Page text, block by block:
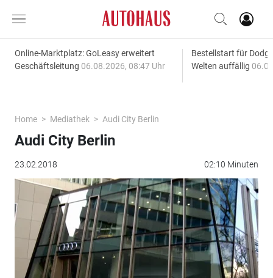
Online-Marktplatz: GoLeasy erweitert
Geschäftsleitung 06.08.2026, 08:47 Uhr
Bestellstart für
Welten auffällig
Home Mediathek Audi City Berlin
23.02.2018 02:10 Minuten
Audi City Berlin